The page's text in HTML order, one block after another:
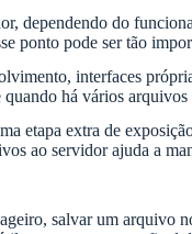
dependendo do
ponto pode ser tão
interfaces
há vários
etapa extra de
ao servidor ajuda a
salvar um arquivo